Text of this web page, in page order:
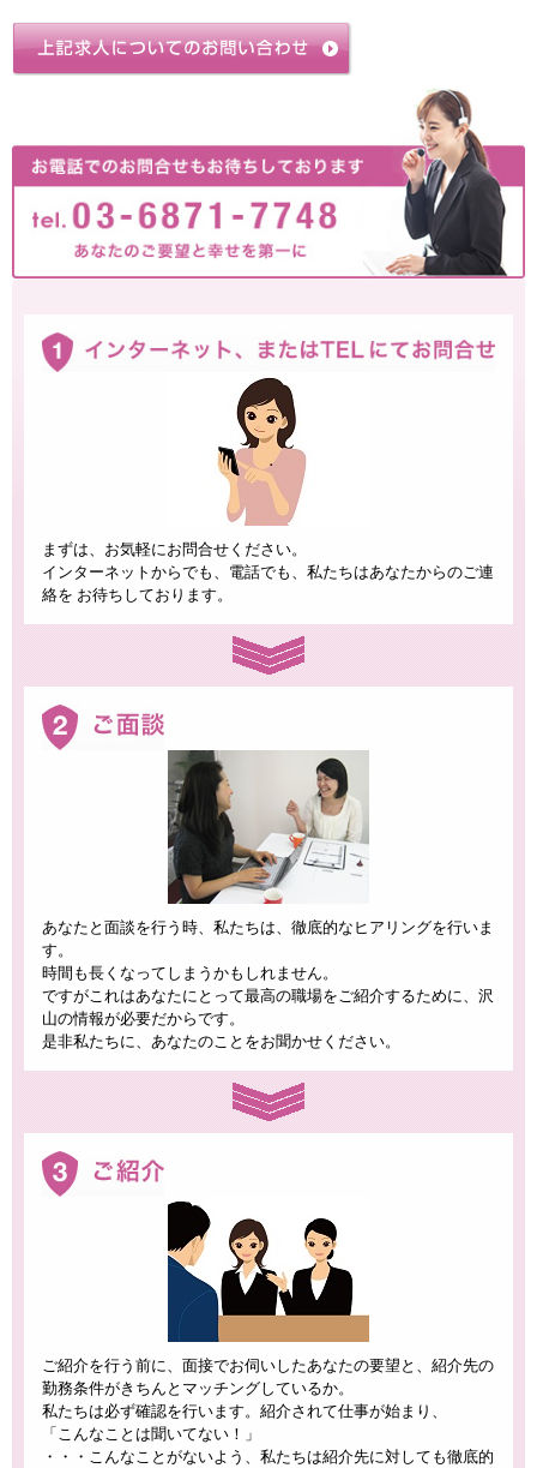
まずは、お気軽にお問合せください。
インターネットからでも、電話でも、私たちはあなたからのご連
絡を お待ちしております。
あなたと面談を行う時、私たちは、徹底的なヒアリングを行いま
す。
時間も長くなってしまうかもしれません。
ですがこれはあなたにとって最高の職場をご紹介するために、沢
山の情報が必要だからです。
是非私たちに、あなたのことをお聞かせください。
ご紹介を行う前に、面接でお伺いしたあなたの要望と、紹介先の
勤務条件がきちんとマッチングしているか。
私たちは必ず確認を行います。紹介されて仕事が始まり、
「こんなことは聞いてない！」
・・・こんなことがないよう、私たちは紹介先に対しても徹底的